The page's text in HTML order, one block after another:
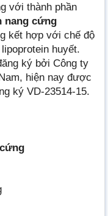
với thành phần
nang cứng
kết hợp với chế độ
huyết.
ký bởi Công ty
hiện nay được
ký VD-23514-15.